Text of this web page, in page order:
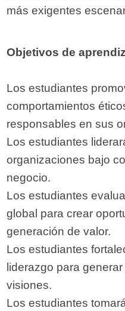
más exigentes
Objetivos de
Los estudiantes
comportamientos
responsables en sus
Los estudiantes
organizaciones bajo
negocio.
Los estudiantes
global para crear
generación de valor.
Los estudiantes
liderazgo para
visiones.
Los estudiantes